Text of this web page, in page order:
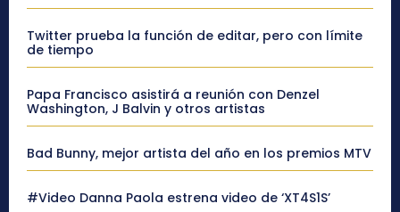
Twitter prueba la función de editar, pero con límite
de tiempo
Papa Francisco asistirá a reunión con Denzel
Washington, J Balvin y otros artistas
Bad Bunny, mejor artista del año en los premios MTV
#Video Danna Paola estrena video de ‘XT4S1S’